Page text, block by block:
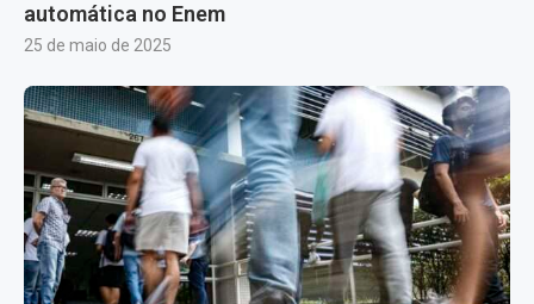
automática no Enem
25 de maio de 2025